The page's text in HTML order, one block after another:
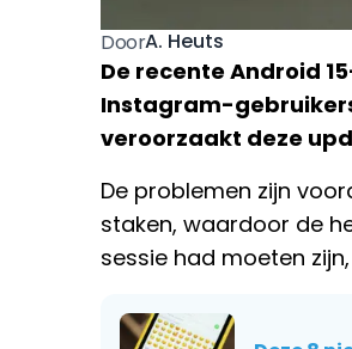
DoorA. Heuts
De recente Android
Instagram-
veroorzaakt deze
De problemen zijn
staken, waardoor de
sessie had moeten